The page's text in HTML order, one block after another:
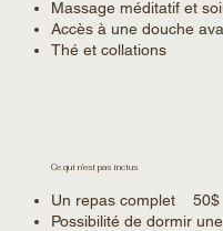
Massage méditatif et
Accès à une douche
Thé et collations
Ce qui n'est pas inclus
Un repas complet 50$
Possibilité de dormir